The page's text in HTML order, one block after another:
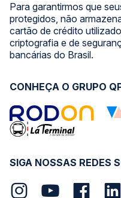
Para garantirmos que
protegidos, não
cartão de crédito
criptografia e de
bancárias do Brasil.
SIGA NOSSAS REDES
CONHEÇA O GRUPO